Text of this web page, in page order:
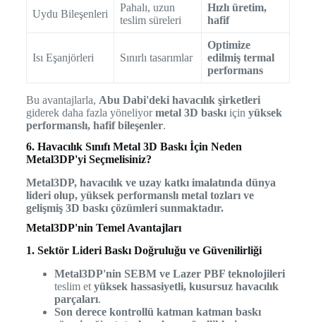
Uydu Bileşenleri
Pahalı, uzun
teslim süreleri
Hızlı üretim,
hafif
Isı Eşanjörleri Sınırlı tasarımlar
Optimize
edilmiş termal
performans
Bu avantajlarla, Abu Dabi'deki havacılık şirketleri
giderek daha fazla yöneliyormetal 3D baskıiçin yüksek
performanslı, hafif bileşenler.
6. Havacılık Sınıfı Metal 3D Baskı İçin Neden
Metal3DP'yi Seçmelisiniz?
Metal3DP, havacılık ve uzay katkı imalatında dünya
lideri olup, yüksek performanslı metal tozları ve
gelişmiş 3D baskı çözümleri sunmaktadır.
Metal3DP'nin Temel Avantajları
1. Sektör Lideri Baskı Doğruluğu ve Güvenilirliği
Metal3DP'nin SEBM ve Lazer PBF teknolojileri
teslim et yüksek hassasiyetli, kusursuz havacılık
parçaları.
Son derece kontrollü katman katman baskı